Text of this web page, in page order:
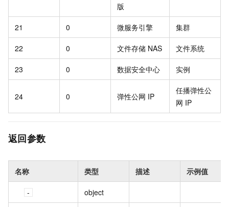
版
21 0 微服务引擎 集群
22 0 文件存储 NAS 文件系统
23 0 数据安全中心 实例
24 0 弹性公网 IP
任播弹性公
网 IP
返回参数
名称 类型 描述 示例值
object